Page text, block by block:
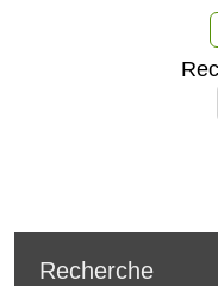
Recherche